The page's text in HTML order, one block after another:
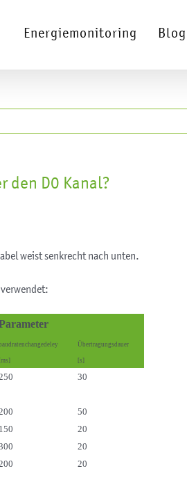
Energiemonitoring Blog
den D0 Kanal?
weist senkrecht nach unten.
[ms]
Übertragungsdauer
[s]
30
50
150
20
20
20